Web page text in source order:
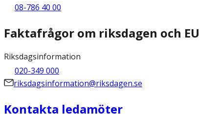
08-786 40 00
Faktafrågor om riksdagen och EU
Riksdagsinformation
020-349 000
riksdagsinformation@riksdagen.se
Kontakta ledamöter